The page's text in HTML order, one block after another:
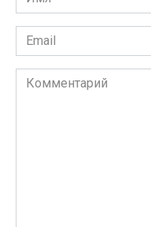
*
Email
*
Комментарий